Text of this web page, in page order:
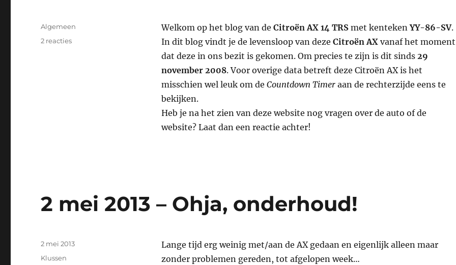
Welkom op het blog van de Citroën AX 14 TRSmet kentekenYY-86-SV.
In dit blog vindt je de levensloop van deze Citroën AXvanaf het moment
dat deze in ons bezit is gekomen. Om precies te zijn is dit sinds 29
november 2008. Voor overige data betreft deze Citroën AX is het
misschien wel leuk om de Countdown Timeraan de rechterzijde eens te
bekijken.
Heb je na het zien van deze website nog vragen over de auto of de
website? Laat dan een reactie achter!
Categorieën
Algemeen
2 reactiesop
2 mei 2013 – Ohja, onderhoud!
Lange tijd erg weinig met/aan de AX gedaan en eigenlijk alleen maar
zonder problemen gereden, tot afgelopen week…
Geplaatst
op
2 mei 2013
Categorieën
Klussen